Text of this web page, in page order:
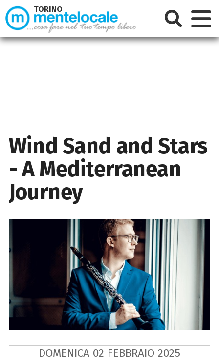
Wind Sand and Stars
- A Mediterranean
Journey
DOMENICA 02 FEBBRAIO 2025
TORINO